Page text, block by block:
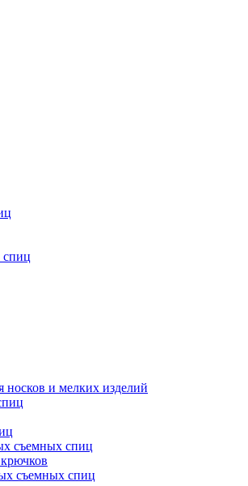
спиц
носков и мелких изделий
съемных спиц
съемных спиц